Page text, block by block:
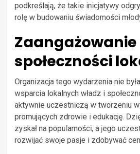
podkreślają, że takie inicjatywy
rolę w budowaniu świadomości
Zaangażowanie
społeczności
Organizacja tego wydarzenia nie
wsparcia lokalnych władz i
aktywnie uczestniczą w tworzeniu
promujących zdrowie i edukację.
zyskał na popularności, a jego
rozwijać swoje pasje i zdobywać